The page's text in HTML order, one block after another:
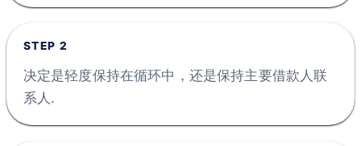
STEP2
决定是轻度保持在循环中，还是保持主要借款人联
系人.